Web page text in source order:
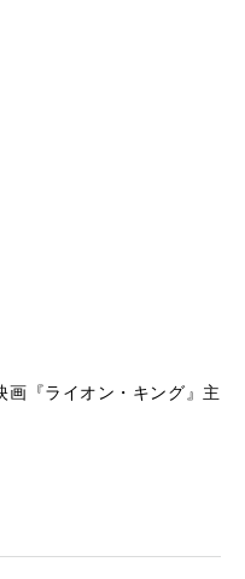
画『ライオン・キング』主